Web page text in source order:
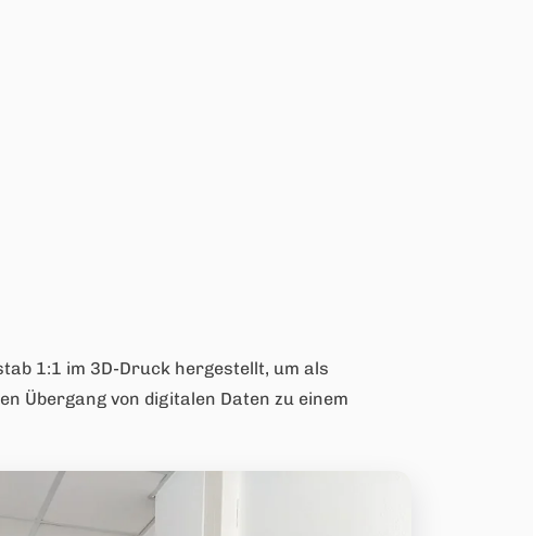
1:1 im 3D-Druck hergestellt, um als
Übergang von digitalen Daten zu einem